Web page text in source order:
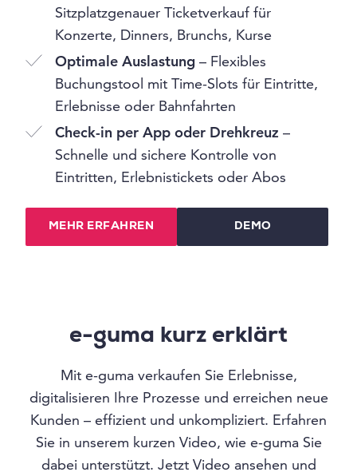
Sitzplatzgenauer Ticketverkauf für
Konzerte, Dinners, Brunchs, Kurse
Optimale Auslastung – Flexibles
Buchungstool mit Time-Slots für Eintritte,
Erlebnisse oder Bahnfahrten
Check-in per App oder Drehkreuz –
Schnelle und sichere Kontrolle von
Eintritten, Erlebnistickets oder Abos
MEHR ERFAHREN DEMO
e-guma kurz erklärt
Mit e-guma verkaufen Sie Erlebnisse,
digitalisieren Ihre Prozesse und erreichen neue
Kunden – effizient und unkompliziert. Erfahren
Sie in unserem kurzen Video, wie e-guma Sie
dabei unterstützt. Jetzt Video ansehen und